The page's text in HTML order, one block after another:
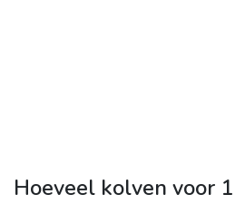
Hoeveel kolven voor